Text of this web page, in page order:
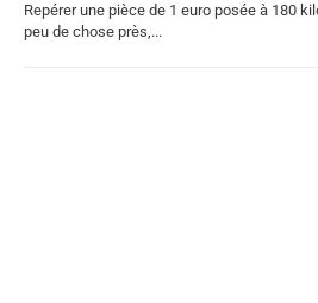
Repérer une pièce de 1 euro posée à 180
peu de chose près,...